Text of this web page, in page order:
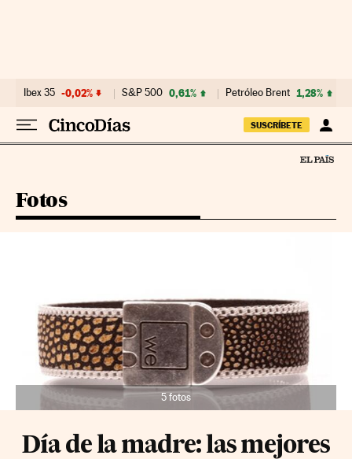
Ibex 35 -0,02% S&P 500 0,61% Petróleo Brent 1,28%
SUSCRÍBETE
Fotos
5 fotos
Día de la madre: las mejores